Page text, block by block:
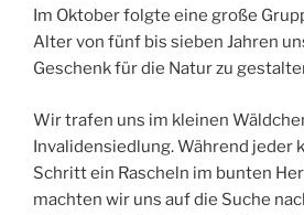
Im Oktober folgte eine große
Alter von fünf bis sieben Jahren
Geschenk für die Natur zu
Wir trafen uns im kleinen
Invalidensiedlung. Während jeder
Schritt ein Rascheln im bunten
machten wir uns auf die Suche